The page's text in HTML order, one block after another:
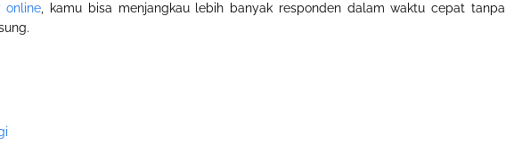
online, kamu bisa menjangkau lebih banyak responden dalam waktu cepat tanpa